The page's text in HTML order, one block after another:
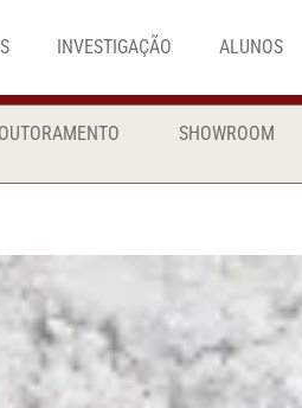
INVESTIGAÇÃO ALUNOS
SHOWROOM